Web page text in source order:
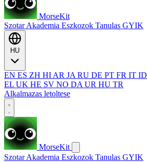
MorseKit
SzotarAkademia Eszkozok Tanulas GYIK
EN ES ZH HI AR JA RU DE PT FR IT ID
EL UK HE SV NO DA UR HU TR
Alkalmazas letoltese
MorseKit
SzotarAkademia Eszkozok Tanulas GYIK